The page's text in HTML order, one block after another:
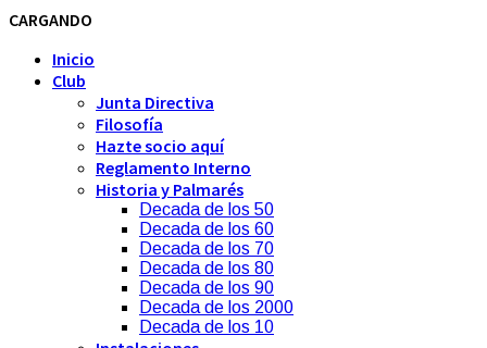
CARGANDO
Inicio
Club
Junta Directiva
Filosofía
Hazte socio aquí
Reglamento Interno
Historia y Palmarés
Decada de los 50
Decada de los 60
Decada de los 70
Decada de los 80
Decada de los 90
Decada de los 2000
Decada de los 10